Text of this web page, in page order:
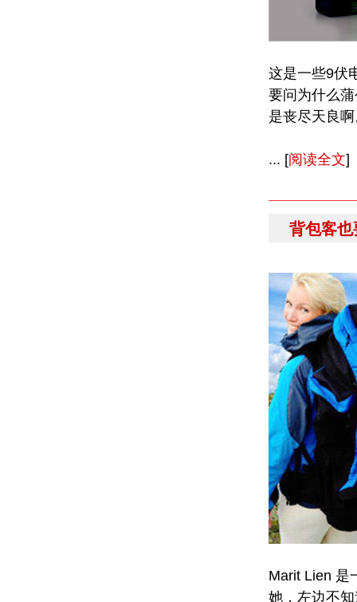
这是一些9伏
要问为什么
是丧尽天良
... [阅读全文]
背包客
Marit Lien 是
她，左边不